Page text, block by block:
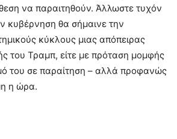
να παραιτηθούν. Άλλωστε τυχόν
κυβέρνηση θα σήμαινε την
κύκλους μιας απόπειρας
του Τραμπ, είτε με πρόταση μομφής
του σε παραίτηση – αλλά προφανώς
η ώρα.